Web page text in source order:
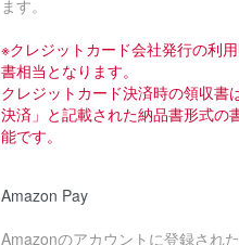
ます。
※クレジットカード会社発行の利
書相当となります。
クレジットカード決済時の領収書
決済」と記載された納品書形式の
能です。
Amazon Pay
Amazonのアカウントに登録され